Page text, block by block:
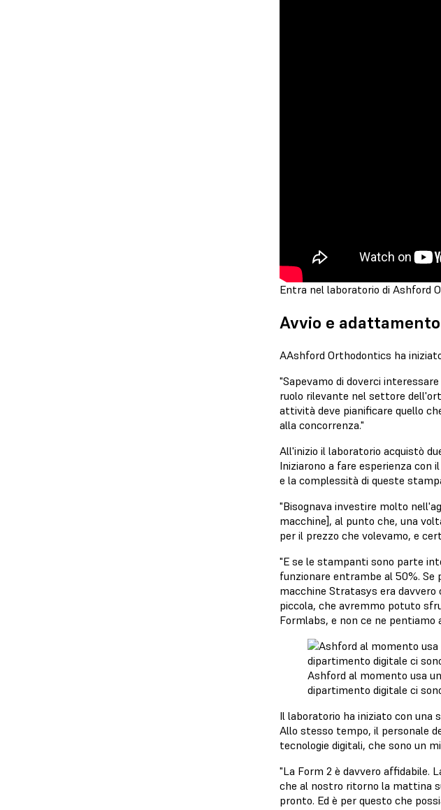
Entra nel laboratorio di Ashford
Avvio e
AAshford Orthodontics ha
"Sapevamo di doverci
ruolo rilevante nel settore
attività deve pianificare quello
alla concorrenza."
All'inizio il laboratorio acquistò
Iniziarono a fare esperienza con
e la complessità di queste
"Bisognava investire molto
macchine], al punto che, una
per il prezzo che volevamo, e
"E se le stampanti sono parte
funzionare entrambe al 50%. Se
macchine Stratasys era
piccola, che avremmo potuto
Formlabs, e non ce ne pentiamo
Ashford al momento usa
dipartimento digitale ci
Il laboratorio ha iniziato con una
Allo stesso tempo, il personale
tecnologie digitali, che sono un
"La Form 2 è davvero affidabile.
che al nostro ritorno la mattina
pronto. Ed è per questo che